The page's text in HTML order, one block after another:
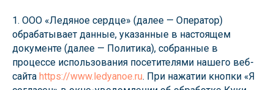
1. ООО «Ледяное сердце» (далее — Оператор)
обрабатывает данные, указанные в настоящем
документе (далее — Политика), собранные в
процессе использования посетителями нашего веб-
сайта https://www.ledyanoe.ru. При нажатии кнопки «Я